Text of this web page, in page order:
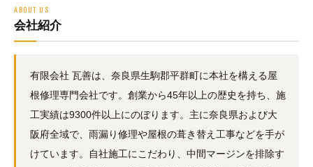
ABOUT US
会社紹介
有限会社 瓦善は、奈良県生駒郡平群町に本社を構える屋
根修理専門会社です。創業から45年以上の歴史を持ち、施
工実績は9300件以上にのぼります。主に奈良県および大
阪府全域で、雨漏り修理や屋根の葺き替え工事などを手が
けています。自社施工にこだわり、中間マージンを排除す